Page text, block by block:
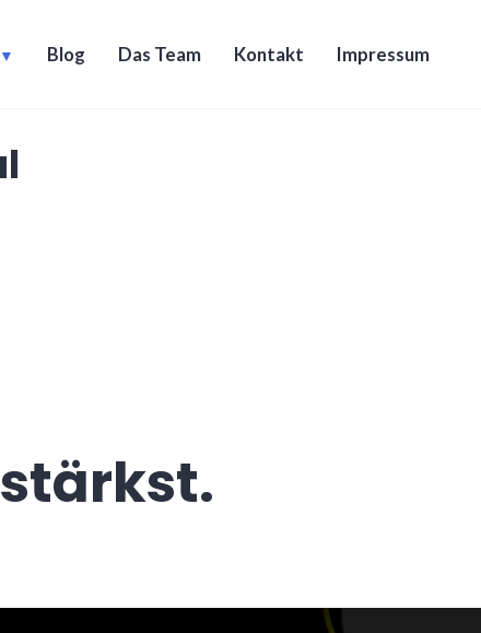
Blog Das Team Kontakt Impressum